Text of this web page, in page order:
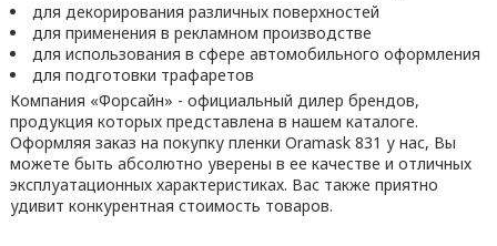
для декорирования различных поверхностей
для применения в рекламном производстве
для использования в сфере автомобильного оформления
для подготовки трафаретов
Компания «Форсайн» - официальный дилер брендов,
продукция которых представлена в нашем каталоге.
Оформляя заказ на покупку пленки Oramask 831 у нас, Вы
можете быть абсолютно уверены в ее качестве и отличных
эксплуатационных характеристиках. Вас также приятно
удивит конкурентная стоимость товаров.